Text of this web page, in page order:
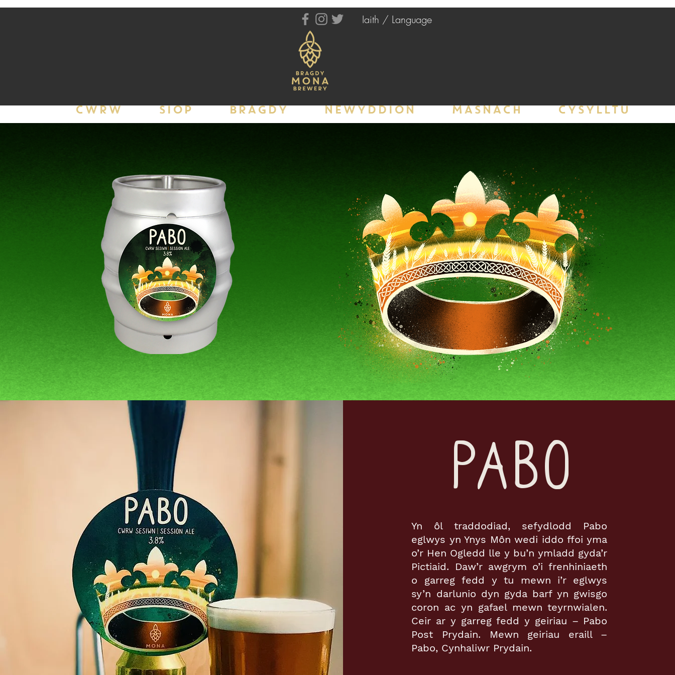
Iaith / Language
CWRW SIOP BRAGDY NEWYDDION MASNACH CYSYLLTU
PABO
Yn ôl traddodiad, sefydlodd Pabo
eglwys yn Ynys Môn wedi iddo ffoi yma
o’r Hen Ogledd lle y bu’n ymladd gyda’r
Pictiaid. Daw’r awgrym o’i frenhiniaeth
o garreg fedd y tu mewn i’r eglwys
sy’n darlunio dyn gyda barf yn gwisgo
coron ac yn gafael mewn teyrnwialen.
Ceir ar y garreg fedd y geiriau – Pabo
Post Prydain. Mewn geiriau eraill –
Pabo, Cynhaliwr Prydain.